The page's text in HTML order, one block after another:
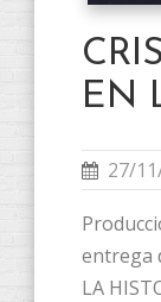
EN
27/
entrega
LA